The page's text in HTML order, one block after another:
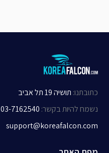
תושיה 19 תל אביב :כתובתנו
03-7162540 :נשמח להיות בקשר
support@koreafalcon.com